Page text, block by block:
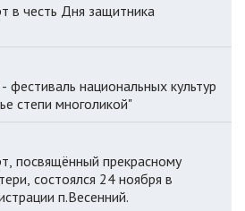
в честь Дня защитника
фестиваль национальных культур
степи многоликой"
посвящённый прекрасному
состоялся 24 ноября в
п.Весенний.